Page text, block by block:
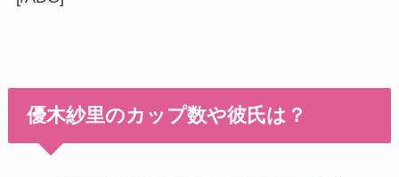
優木紗里のカップ数や彼氏は？